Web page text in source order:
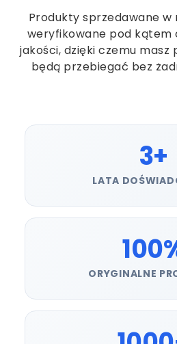
Produkty sprzedawane w
weryfikowane pod kątem
jakości, dzięki czemu masz
będą przebiegać bez
3+
LATA
ORYGINALNE